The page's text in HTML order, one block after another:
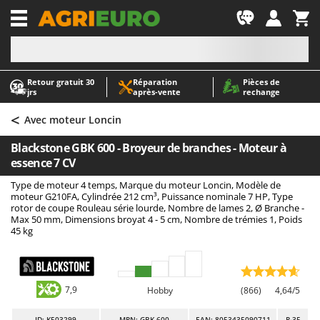
Retour gratuit 30
jrs
Réparation
après‑vente
Pièces de
rechange
-1
A
Abris de jardin
Accessoires pour tracteurs tondeuses autoportés
Aérateurs Scarificateurs pour gazon
Arracheuses de pommes de terre pour tracteur
Aspirateurs - Balais Électriques
Aspirateurs à cendres
Aspirateurs à feuilles sur roues
Aspirateurs Multifonctions
Atomiseurs agricoles pour tracteurs
A
AgriEuro Premium
AgriEuro TOP-LINE
AGT
Aima
Airmec
AL-KO
Alce
Alpina
< Avec moteur Loncin
Blackstone GBK 600 - Broyeur de branches - Moteur à
essence 7 CV
Type de moteur 4 temps, Marque du moteur Loncin, Modèle de
moteur G210FA, Cylindrée 212 cm³, Puissance nominale 7 HP, Type
rotor de coupe Rouleau série lourde, Nombre de lames 2, Ø Branche -
Max 50 mm, Dimensions broyat 4 - 5 cm, Nombre de trémies 1, Poids
45 kg
7,9 Hobby (866) 4,64/5